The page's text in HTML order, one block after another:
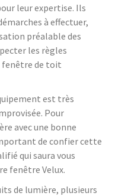
leur expertise. Ils
à effectuer,
préalable des
les règles
fenêtre de toit
est très
Pour
avec une bonne
de confier cette
qui saura vous
fenêtre Velux.
de lumière, plusieurs